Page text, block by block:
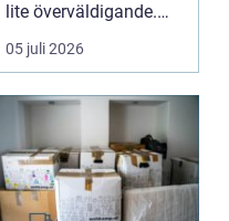
lite överväldigande.
Utbudet är stor...
05 juli 2026